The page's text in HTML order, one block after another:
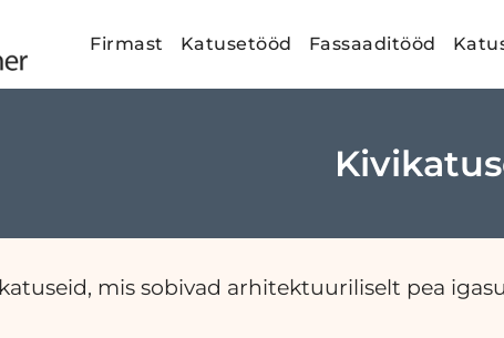
Firmast Katusetööd Fassaaditööd
mis sobivad arhitektuuriliselt pea